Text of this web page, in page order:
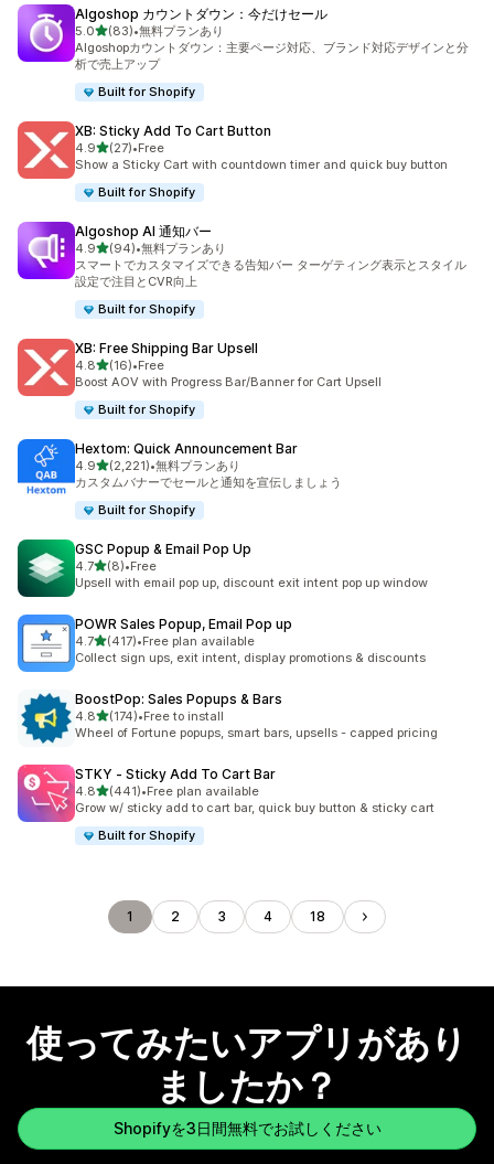
Algoshop カウントダウン：今だけセール
5.05つ星中
(83)
合計レビュー数：83件
•無料プランあり
Algoshopカウントダウン：主要ページ対応、ブランド対応デザインと分
析で売上アップ
Built for Shopify
XB: Sticky Add To Cart Button
4.95つ星中
(27)
合計レビュー数：27件
•Free
Show a Sticky Cart with countdown timer and quick buy button
Built for Shopify
Algoshop AI 通知バー
4.95つ星中
(94)
合計レビュー数：94件
•無料プランあり
スマートでカスタマイズできる告知バー ターゲティング表示とスタイル
設定で注目とCVR向上
Built for Shopify
XB: Free Shipping Bar Upsell
4.85つ星中
(16)
合計レビュー数：16件
•Free
Boost AOV with Progress Bar/Banner for Cart Upsell
Built for Shopify
Hextom: Quick Announcement Bar
4.95つ星中
(2,221)
合計レビュー数：2221件
•無料プランあり
カスタムバナーでセールと通知を宣伝しましょう
Built for Shopify
GSC Popup & Email Pop Up
4.75つ星中
(8)
合計レビュー数：8件
•Free
Upsell with email pop up, discount exit intent pop up window
POWR Sales Popup, Email Pop up
4.75つ星中
(417)
合計レビュー数：417件
•Free plan available
Collect sign ups, exit intent, display promotions & discounts
BoostPop: Sales Popups & Bars
4.85つ星中
(174)
合計レビュー数：174件
•Free to install
Wheel of Fortune popups, smart bars, upsells - capped pricing
STKY ‑ Sticky Add To Cart Bar
4.85つ星中
(441)
合計レビュー数：441件
•Free plan available
Grow w/ sticky add to cart bar, quick buy button & sticky cart
Built for Shopify
1 2 3 4 18
使ってみたいアプリがあり
ましたか？
Shopifyを3日間無料でお試しください